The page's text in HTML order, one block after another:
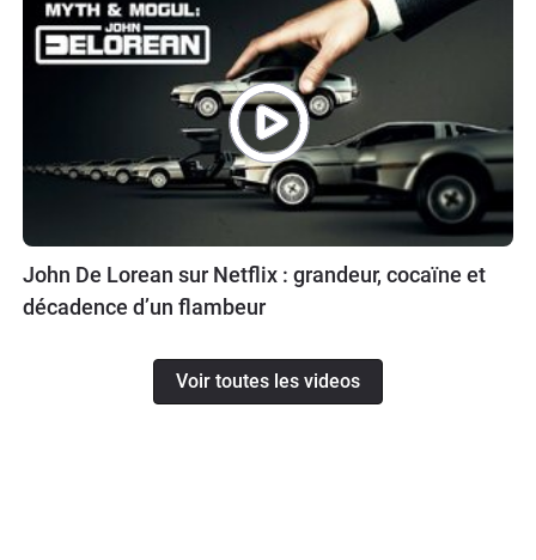
John De Lorean sur Netflix : grandeur, cocaïne et
décadence d’un flambeur
Voir toutes les videos